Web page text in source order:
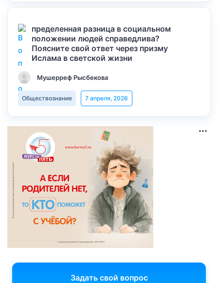
пределенная разница в социальном
положении людей справедлива?
Поясните свой ответ через призму
Ислама в светской жизни
Мушерреф Рысбекова
Обществознание 7 апреля, 2026
Задать свой вопрос